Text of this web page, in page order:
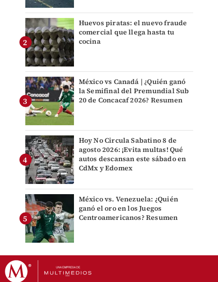
Huevos piratas: el nuevo fraude
comercial que llega hasta tu
cocina
México vs Canadá | ¿Quién ganó
la Semifinal del Premundial Sub
20 de Concacaf 2026? Resumen
Hoy No Circula Sabatino 8 de
agosto 2026: ¡Evita multas! Qué
autos descansan este sábado en
CdMx y Edomex
México vs. Venezuela: ¿Quién
ganó el oro en los Juegos
Centroamericanos? Resumen